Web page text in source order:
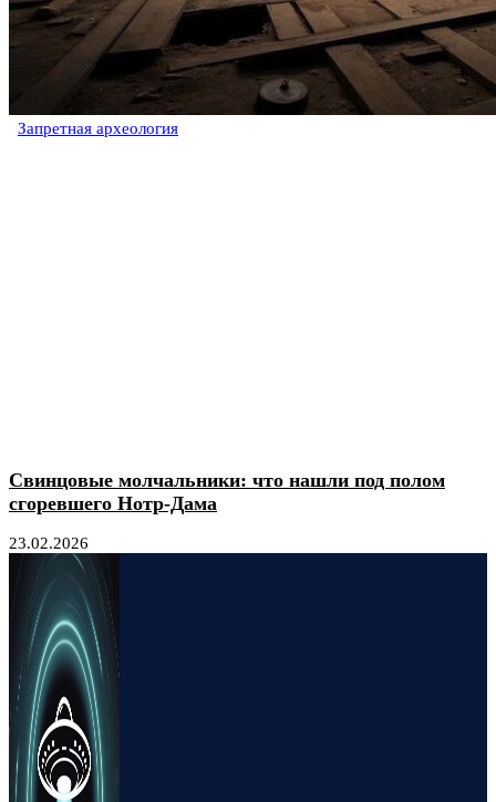
Запретная археология
Свинцовые молчальники: что нашли под полом
сгоревшего Нотр-Дама
23.02.2026